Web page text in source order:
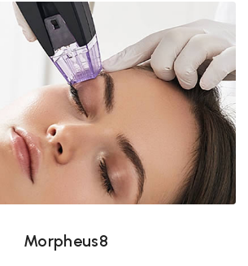
Morpheus8
Morpheus8